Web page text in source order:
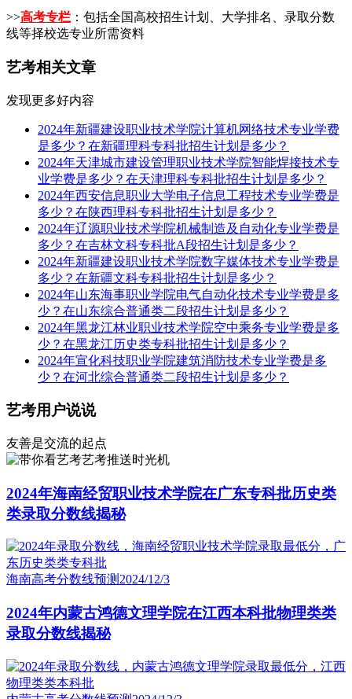
>>高考专栏 ：包括全国高校招生计划、大学排名、录取分数
线等择校选专业所需资料
艺考相关文章
发现更多好内容
2024年新疆建设职业技术学院计算机网络技术专业学费
是多少？在新疆理科专科批招生计划是多少？
2024年天津城市建设管理职业技术学院智能焊接技术专
业学费是多少？在天津理科专科批招生计划是多少？
2024年西安信息职业大学电子信息工程技术专业学费是
多少？在陕西理科专科批招生计划是多少？
2024年辽源职业技术学院机械制造及自动化专业学费是
多少？在吉林文科专科批A段招生计划是多少？
2024年新疆建设职业技术学院数字媒体技术专业学费是
多少？在新疆文科专科批招生计划是多少？
2024年山东海事职业学院电气自动化技术专业学费是多
少？在山东综合普通类二段招生计划是多少？
2024年黑龙江林业职业技术学院空中乘务专业学费是多
少？在黑龙江历史类专科批招生计划是多少？
2024年宣化科技职业学院建筑消防技术专业学费是多
少？在河北综合普通类二段招生计划是多少？
艺考用户说说
友善是交流的起点
艺考推送时光机
2024年海南经贸职业技术学院在广东专科批历史类
类录取分数线揭秘
海南高考分数线预测2024/12/3
2024年内蒙古鸿德文理学院在江西本科批物理类类
录取分数线揭秘